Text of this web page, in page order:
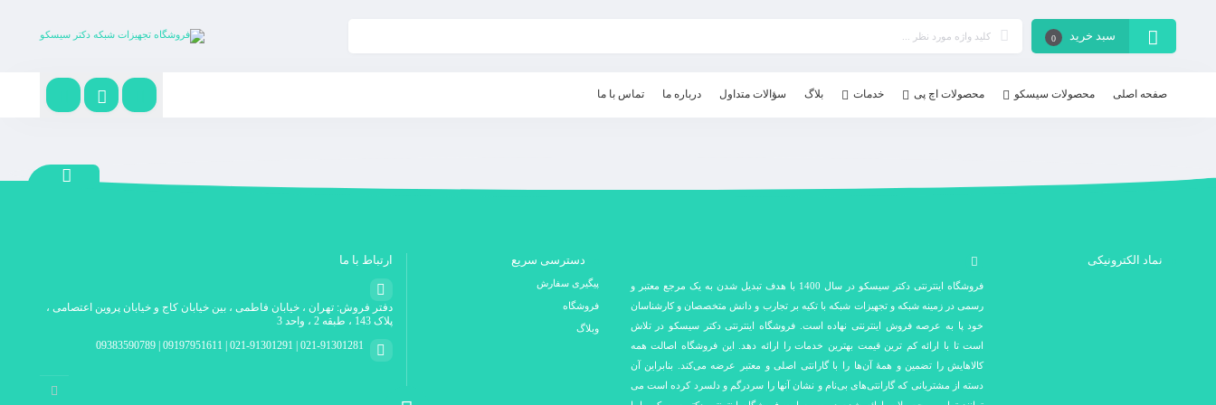
سبد خرید 0
صفحه اصلی محصولات سیسکو محصولات اچ پی خدمات بلاگ سؤالات متداول درباره ما تماس با ما
نماد الکترونیکی
فروشگاه اینترنتی دکتر سیسکو در سال 1400 با هدف تبدیل شدن به یک مرجع معتبر و
رسمی در زمینه شبکه و تجهیزات شبکه با تکیه بر تجارب و دانش متخصصان و کارشناسان
خود پا به عرصه فروش اینترنتی نهاده است. فروشگاه اینترنتی دکتر سیسکو در تلاش
است تا با ارائه کم ترین قیمت بهترین خدمات را ارائه دهد. این فروشگاه اصالت همه
کالاهایش را تضمین و همۀ آن‌ها را با گارانتی اصلی و معتبر عرضه می‌کند. بنابراین آن
دسته از مشتریانی که گارانتی‌های بی‌نام و نشان آنها را سردرگم و دلسرد کرده است می
دسترسی سریع
پیگیری سفارش
فروشگاه
وبلاگ
ارتباط با ما
دفتر فروش: تهران ، خیابان فاطمی ، بین خیابان کاج و خیابان پروین اعتصامی ،
پلاک 143 ، طبقه 2 ، واحد 3
021-91301281 | 021-91301291 | 09197951611 | 09383590789